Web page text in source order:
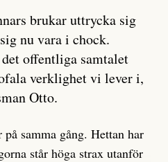
brukar uttrycka sig
nu vara i chock.
offentliga samtalet
verklighet vi lever i,
Otto.
samma gång. Hettan har
står höga strax utanför